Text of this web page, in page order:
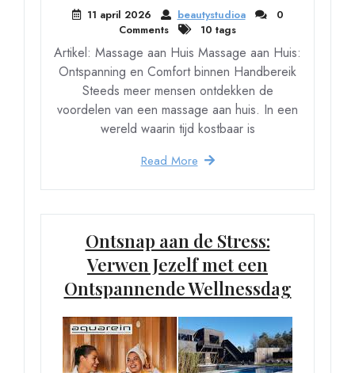
11 april 2026 beautystudioa
0
Comments
10 tags
Artikel: Massage aan Huis Massage aan Huis:
Ontspanning en Comfort binnen Handbereik
Steeds meer mensen ontdekken de
voordelen van een massage aan huis. In een
wereld waarin tijd kostbaar is
Read More
Ontsnap aan de Stress:
Verwen Jezelf met een
Ontspannende Wellnessdag